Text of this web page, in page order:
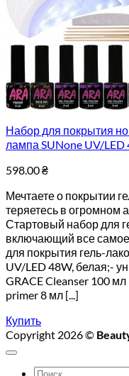
Набор для покрытия
лампа SUNone UV/
598.00₴
Мечтаете о покрытии
теряетесь в огромном
Стартовый набор для
включающий все
для покрытия гель-
UV/LED 48W, белая;-
GRACE Cleanser 100
primer 8 мл [...]
Купить
Copyright 2026 ©
Искать: